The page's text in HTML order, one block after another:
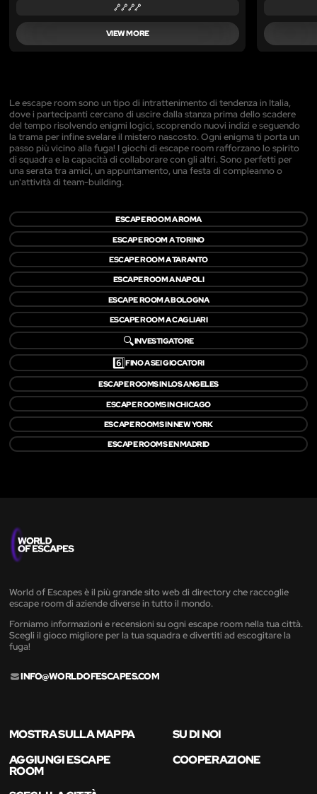
VIEW MORE
Le escape room sono un tipo di intrattenimento di tendenza in Italia,
dove i partecipanti cercano di uscire dalla stanza prima dello scadere
del tempo risolvendo enigmi logici, scoprendo nuovi indizi e seguendo
la trama per infine svelare il mistero nascosto. Ogni enigma ti porta un
passo più vicino alla fuga! I giochi di escape room rafforzano lo spirito
di squadra e la capacità di collaborare con gli altri. Sono perfetti per
una serata tra amici, un appuntamento, una festa di compleanno o
un'attività di team-building.
ESCAPE ROOM A ROMA
ESCAPE ROOM A TORINO
ESCAPE ROOM A TARANTO
ESCAPE ROOM A NAPOLI
ESCAPE ROOM A BOLOGNA
ESCAPE ROOM A CAGLIARI
🔍INVESTIGATORE
6️⃣FINO A SEI GIOCATORI
ESCAPE ROOMS IN LOS ANGELES
ESCAPE ROOMS IN CHICAGO
ESCAPE ROOMS IN NEW YORK
ESCAPE ROOMS EN MADRID
World of Escapes è il più grande sito web di directory che raccoglie
escape room di aziende diverse in tutto il mondo.
Forniamo informazioni e recensioni su ogni escape room nella tua città.
Scegli il gioco migliore per la tua squadra e divertiti ad escogitare la
fuga!
INFO@WORLDOFESCAPES.COM
MOSTRA SULLA MAPPA
SU DI NOI
AGGIUNGI ESCAPE
ROOM
COOPERAZIONE